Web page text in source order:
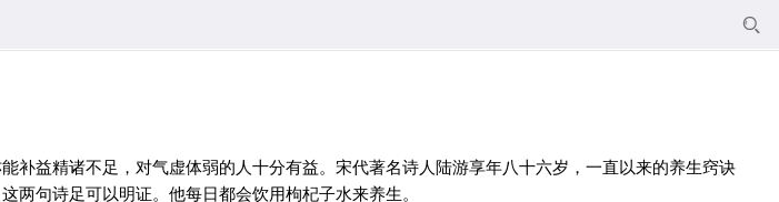

益精诸不足，对气虚体弱的人十分有益。宋代著名诗人陆游享年八十六岁，一直以来的养生窍诀
句诗足可以明证。他每日都会饮用枸杞子水来养生。